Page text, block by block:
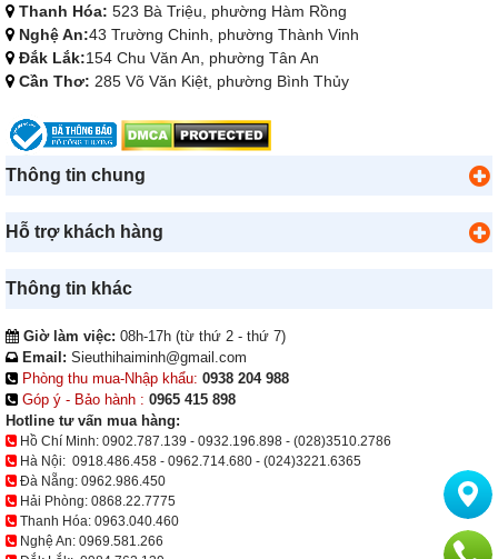
Thanh Hóa: 523 Bà Triệu, phường Hàm Rồng
Nghệ An:43 Trường Chinh, phường Thành Vinh
Đắk Lắk:154 Chu Văn An, phường Tân An
Cần Thơ: 285 Võ Văn Kiệt, phường Bình Thủy
Thông tin chung
Hỗ trợ khách hàng
Thông tin khác
Giờ làm việc: 08h-17h (từ thứ 2 - thứ 7)
Email: Sieuthihaiminh@gmail.com
Phòng thu mua-Nhập khẩu: 0938 204 988
Góp ý - Bảo hành : 0965 415 898
Hotline tư vấn mua hàng:
Hồ Chí Minh: 0902.787.139 - 0932.196.898 - (028)3510.2786
Hà Nội: 0918.486.458 - 0962.714.680 - (024)3221.6365
Đà Nẵng: 0962.986.450
Hải Phòng: 0868.22.7775
Thanh Hóa: 0963.040.460
Nghệ An: 0969.581.266